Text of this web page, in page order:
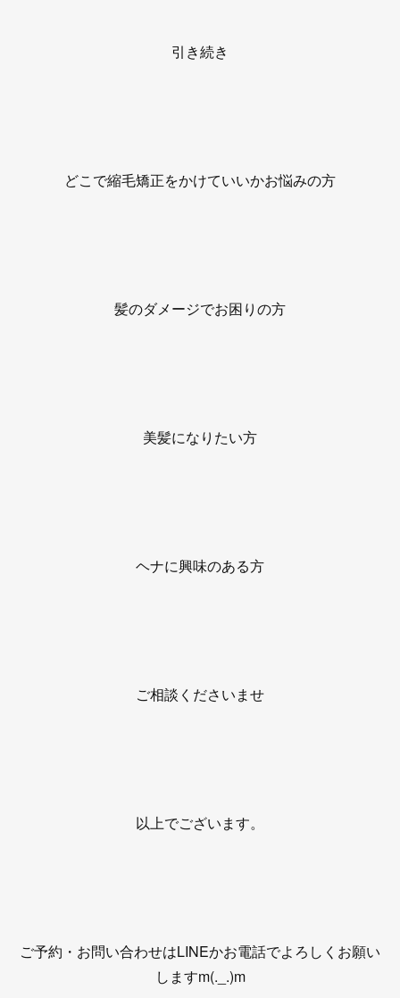
引き続き
どこで縮毛矯正をかけていいかお悩みの方
髪のダメージでお困りの方
美髪になりたい方
ヘナに興味のある方
ご相談くださいませ
以上でございます。
ご予約・お問い合わせはLINEかお電話でよろしくお願い
しますm(._.)m